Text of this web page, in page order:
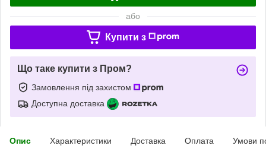
або
Купити з
Що таке купити з Пром?
Замовлення під захистом
Доступна доставка
Опис Характеристики Доставка Оплата Умови